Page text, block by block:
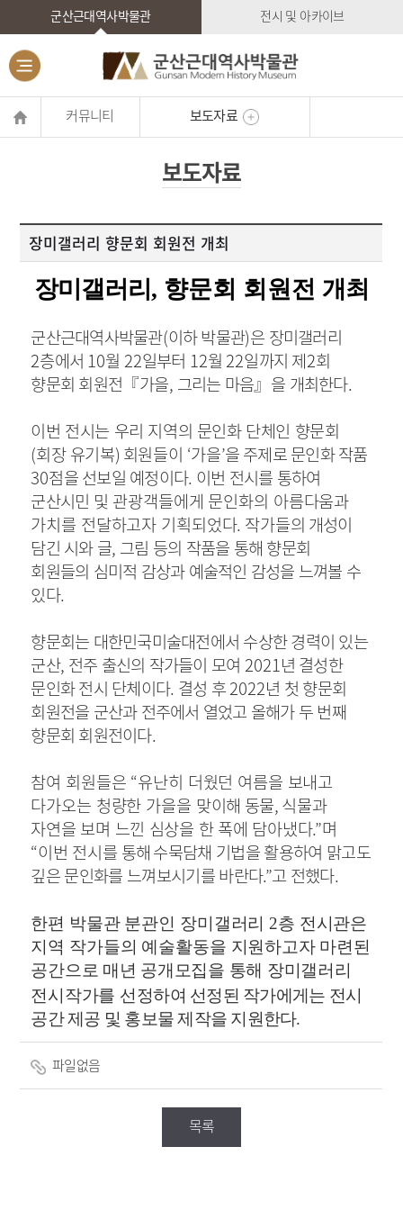
군산근대역사박물관 전시 및 아카이브
커뮤니티 보도자료
보도자료
장미갤러리 향문회 회원전 개최
장미갤러리 , 향문회 회원전 개최
군산근대역사박물관(이하 박물관)은 장미갤러리
2층에서 10월 22일부터 12월22일까지 제2회
향문회 회원전 『가을, 그리는 마음』 을 개최한다.
이번 전시는 우리 지역의 문인화 단체인 향문회
(회장 유기복) 회원들이 ‘가을’을주제로 문인화 작품
30점을 선보일 예정이다. 이번 전시를 통하여
군산시민 및 관광객들에게 문인화의 아름다움과
가치를 전달하고자 기획되었다. 작가들의 개성이
담긴 시와 글, 그림 등의 작품을 통해 향문회
회원들의 심미적 감상과 예술적인 감성을 느껴볼 수
있다.
향문회는 대한민국미술대전에서 수상한 경력이 있는
군산, 전주 출신의 작가들이 모여 2021년 결성한
문인화 전시 단체이다. 결성 후2022년 첫 향문회
회원전을 군산과 전주에서 열었고 올해가 두 번째
향문회 회원전이다.
참여 회원들은 “유난히 더웠던 여름을 보내고
다가오는 청량한 가을을 맞이해 동물,식물과
자연을 보며 느낀 심상을 한 폭에 담아냈다.”며
“이번 전시를 통해수묵담채 기법을 활용하여 맑고도
깊은 문인화를 느껴보시기를 바란다.”고 전했다.
한편 박물관 분관인 장미갤러리 2층 전시관은
지역 작가들의 예술활동을 지원하고자 마련된
공간으로 매년 공개모집을 통해 장미갤러리
전시작가를 선정하여 선정된 작가에게는 전시
공간 제공 및 홍보물 제작을 지원한다.
파일없음
목록